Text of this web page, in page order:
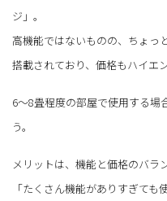
ジ」。
高機能ではないものの、ちょっ
搭載されており、価格もハイエ
6～8畳程度の部屋で使用する場
う。
メリットは、機能と価格のバラ
「たくさん機能がありすぎて